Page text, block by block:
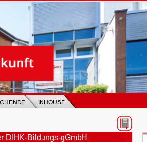
INHOUSE
DIHK-Bildungs-gGmbH